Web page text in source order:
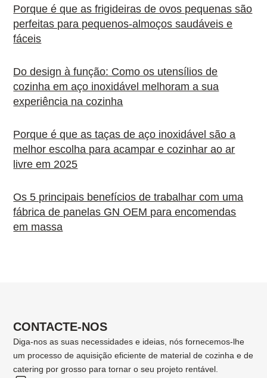
Porque é que as frigideiras de ovos pequenas são
perfeitas para pequenos-almoços saudáveis e
fáceis
Do design à função: Como os utensílios de
cozinha em aço inoxidável melhoram a sua
experiência na cozinha
Porque é que as taças de aço inoxidável são a
melhor escolha para acampar e cozinhar ao ar
livre em 2025
Os 5 principais benefícios de trabalhar com uma
fábrica de panelas GN OEM para encomendas
em massa
CONTACTE-NOS
Diga-nos as suas necessidades e ideias, nós fornecemos-lhe
um processo de aquisição eficiente de material de cozinha e de
catering por grosso para tornar o seu projeto rentável.